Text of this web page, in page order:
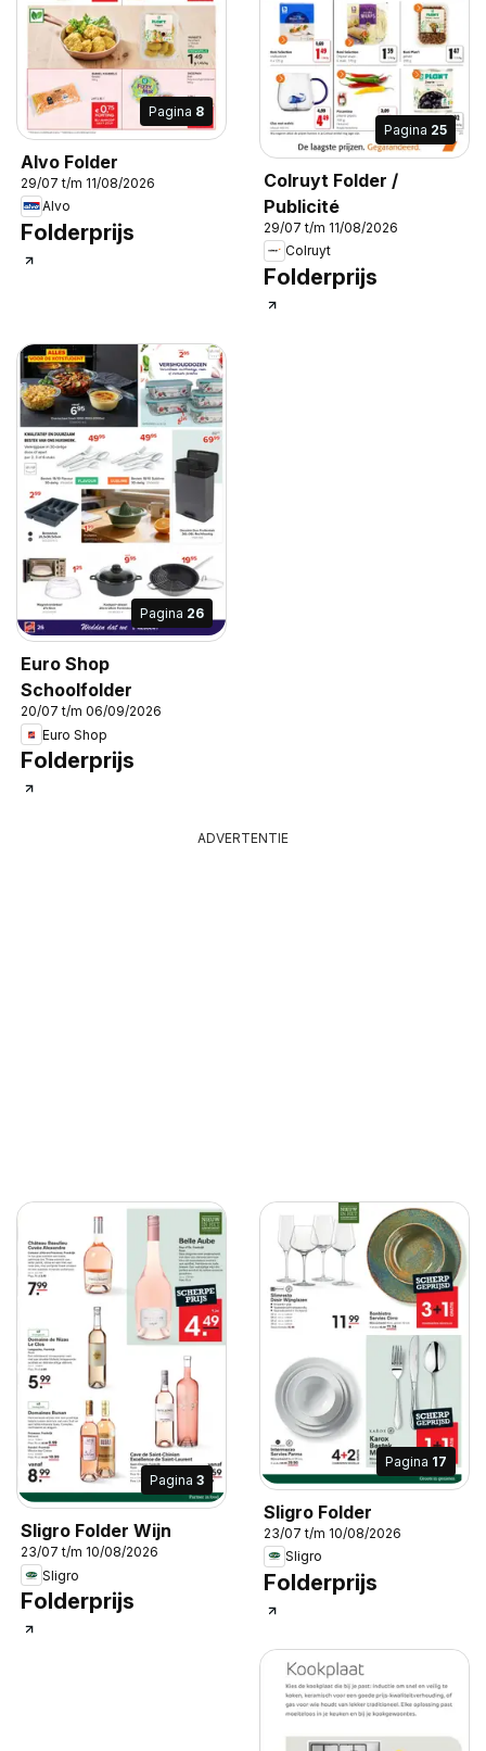
Pagina 8
Alvo Folder
29/07 t/m 11/08/2026
Alvo
Folderprijs
Pagina 25
Colruyt Folder /
Publicité
29/07 t/m 11/08/2026
Colruyt
Folderprijs
Pagina 26
Euro Shop
Schoolfolder
20/07 t/m 06/09/2026
Euro Shop
Folderprijs
ADVERTENTIE
Pagina 3
Sligro Folder Wijn
23/07 t/m 10/08/2026
Sligro
Folderprijs
Pagina 17
Sligro Folder
23/07 t/m 10/08/2026
Sligro
Folderprijs